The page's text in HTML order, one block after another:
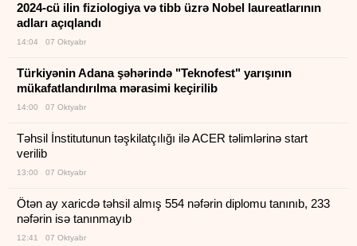
2024-cü ilin fiziologiya və tibb üzrə Nobel laureatlarının
adları açıqlandı
14:04 07 Oktyabr
Türkiyənin Adana şəhərində "Teknofest" yarışının
mükafatlandırılma mərasimi keçirilib
14:00 07 Oktyabr
Təhsil İnstitutunun təşkilatçılığı ilə ACER təlimlərinə start
verilib
13:00 07 Oktyabr
Ötən ay xaricdə təhsil almış 554 nəfərin diplomu tanınıb, 233
nəfərin isə tanınmayıb
12:41 07 Oktyabr